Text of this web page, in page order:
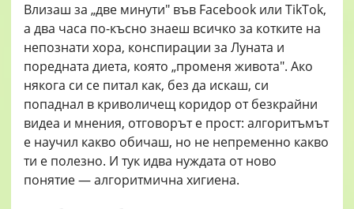
Влизаш за „две минути" във Facebook или TikTok,
а два часа по-късно знаеш всичко за котките на
непознати хора, конспирации за Луната и
поредната диета, която „променя живота". Ако
някога си се питал как, без да искаш, си
попаднал в криволичещ коридор от безкрайни
видеа и мнения, отговорът е прост: алгоритъмът
е научил какво обичаш, но не непременно какво
ти е полезно. И тук идва нуждата от ново
понятие — алгоритмична хигиена.